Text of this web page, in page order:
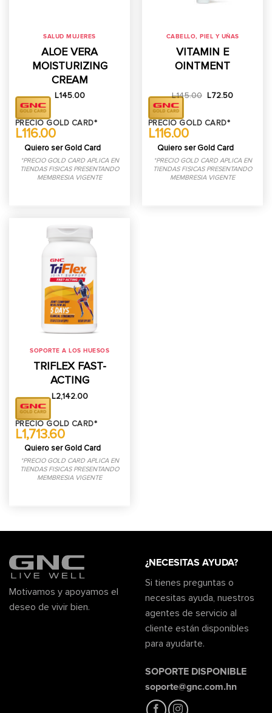
SALUD MUJERES
ALOE VERA
MOISTURIZING
CREAM
L145.00
PRECIO GOLD CARD*
L116.00
Quiero ser Gold Card
*PRECIO GOLD CARD APLICA EN
TIENDAS FISICAS PRESENTANDO
MEMBRESIA VIGENTE
CABELLO, PIEL Y UÑAS
VITAMIN E
OINTMENT
L145.00 El
era:
L145.00.
L72.50El
PRECIO GOLD CARD*
L116.00
Quiero ser Gold Card
*PRECIO GOLD CARD APLICA EN
TIENDAS FISICAS PRESENTANDO
MEMBRESIA VIGENTE
SOPORTE A LOS HUESOS
TRIFLEX FAST-
ACTING
L2,142.00
PRECIO GOLD CARD*
L1,713.60
Quiero ser Gold Card
*PRECIO GOLD CARD APLICA EN
TIENDAS FISICAS PRESENTANDO
MEMBRESIA VIGENTE
Motivamos y apoyamos el
deseo de vivir bien.
¿NECESITAS AYUDA?
Si tienes preguntas o
necesitas ayuda, nuestros
agentes de servicio al
cliente están disponibles
para ayudarte.
SOPORTE DISPONIBLE
soporte@gnc.com.hn